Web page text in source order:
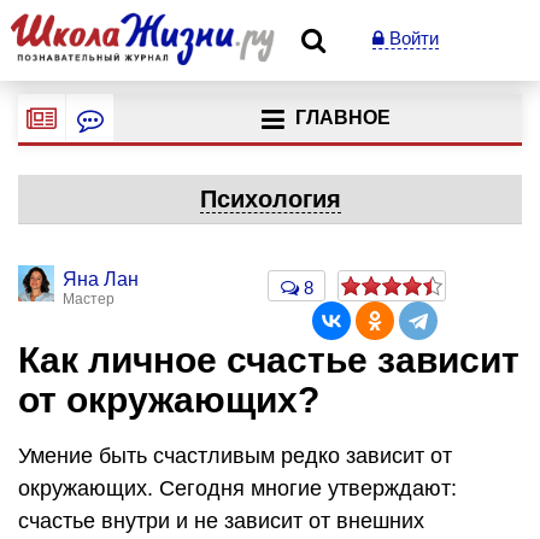
Войти
ГЛАВНОЕ
Психология
Яна Лан
Мастер
8
Как личное счастье зависит
от окружающих?
Умение быть счастливым редко зависит от
окружающих. Сегодня многие утверждают:
счастье внутри и не зависит от внешних